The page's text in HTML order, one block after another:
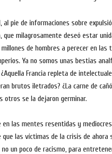
pie de informaciones sobre
que milagrosamente deseó estar
de hombres a perecer en las
Ya no somos unas bestias
Francia repleta de
brutos iletrados? ¿La carne de
otros se la dejaron germinar.
las mentes resentidas y
las víctimas de la crisis de ahora
un poco de racismo, para